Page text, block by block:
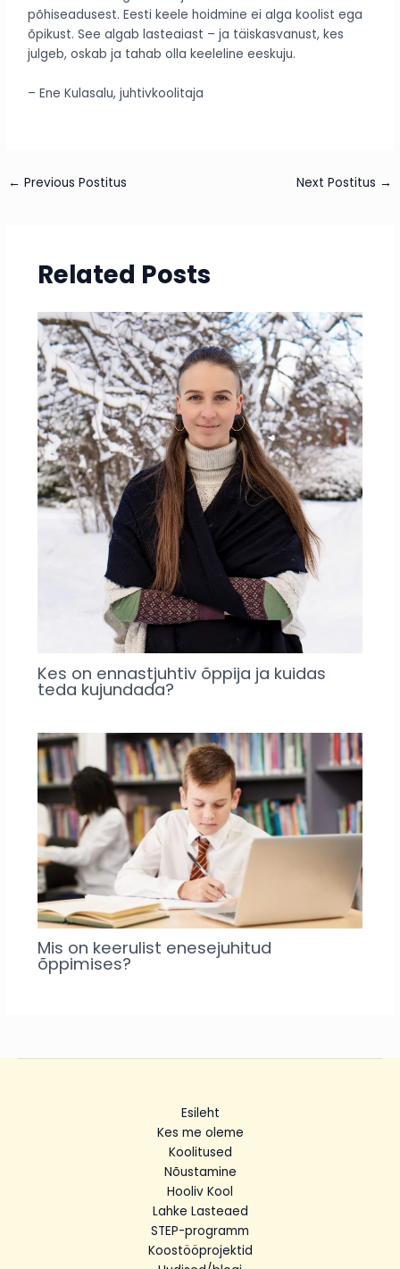
põhiseadusest. Eesti keele hoidmine ei alga koolist ega
õpikust. See algab lasteaiast – ja täiskasvanust, kes
julgeb, oskab ja tahab olla keeleline eeskuju.
– Ene Kulasalu, juhtivkoolitaja
← Previous Postitus Next Postitus →
Related Posts
Kes on ennastjuhtiv õppija ja kuidas
teda kujundada?
Mis on keerulist enesejuhitud
õppimises?
Esileht
Kes me oleme
Koolitused
Nõustamine
Hooliv Kool
Lahke Lasteaed
STEP-programm
Koostööprojektid